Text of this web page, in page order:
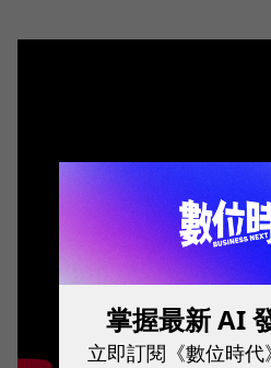
掌握最新 AI
立即訂閱《數位時